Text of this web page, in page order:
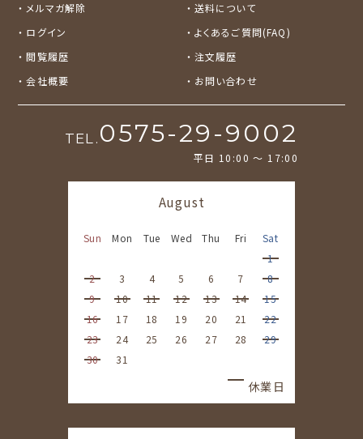
メルマガ解除
ログイン
送料について
よくあるご質問(FAQ)
閲覧履歴
注文履歴
会社概要
お問い合わせ
TEL. 0575-29-9002
平日 10:00 〜 17:00
August
Sun Mon Tue Wed Thu Fri
Sat
1
2
3 4 5 6 7
8
9
10 11 12 13 14
15
16
17 18 19 20 21
22
23
24 25 26 27 28
29
30
31
休業日